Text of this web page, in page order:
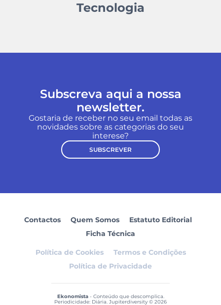
Tecnologia
Subscreva aqui a nossa
newsletter.
Gostaria de receber no seu email todas as
novidades sobre as categorias do seu
interese?
SUBSCREVER
Contactos Quem Somos
Estatuto Editorial
Ficha Técnica
Política de Cookies
Termos e Condições
Política de Privacidade
Ekonomista- Conteúdo que descomplica.
Periodicidade: Diária. Jupiterdiversity © 2026